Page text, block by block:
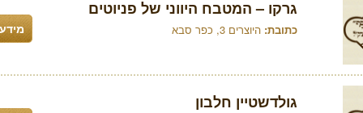
גרקו – המטבח היווני של פניוטים
כתובת: היוצרים 3, כפר סבא
גולדשטיין חלבון